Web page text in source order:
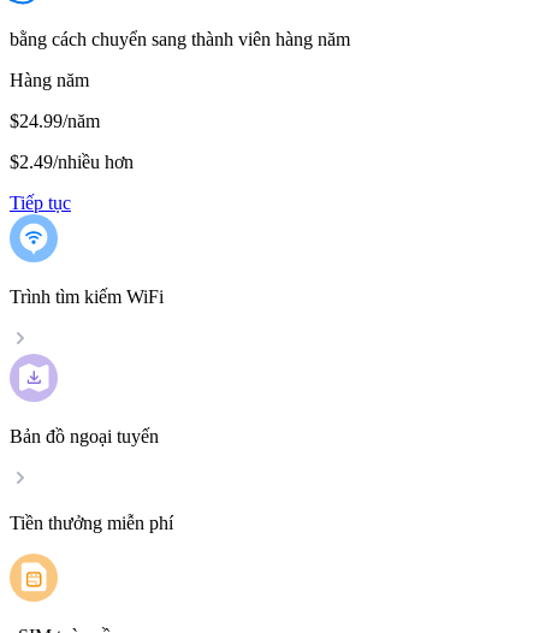
bằng cách chuyển sang thành viên hàng năm
Hàng năm
$24.99/năm
$2.49/nhiều hơn
Tiếp tục
Trình tìm kiếm WiFi
Bản đồ ngoại tuyến
Tiền thưởng miễn phí